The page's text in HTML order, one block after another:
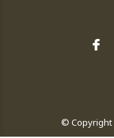
© Copyright